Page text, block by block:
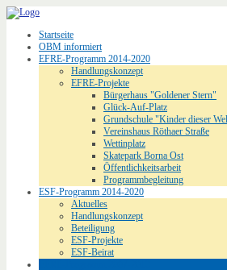
Startseite
OBM informiert
EFRE-Programm 2014-2020
Handlungskonzept
EFRE-Projekte
Bürgerhaus "Goldener Stern"
Glück-Auf-Platz
Grundschule "Kinder dieser
Vereinshaus Röthaer Straße
Wettinplatz
Skatepark Borna Ost
Öffentlichkeitsarbeit
Programmbegleitung
ESF-Programm 2014-2020
Aktuelles
Handlungskonzept
Beteiligung
ESF-Projekte
ESF-Beirat